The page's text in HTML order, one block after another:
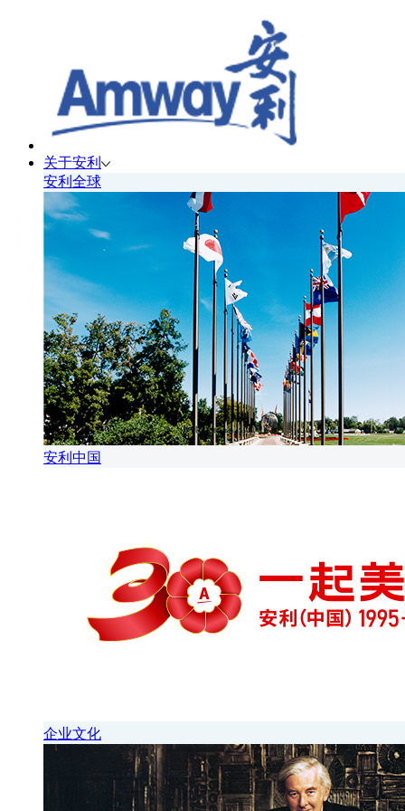
关于安利
安利全球
安利中国
企业文化